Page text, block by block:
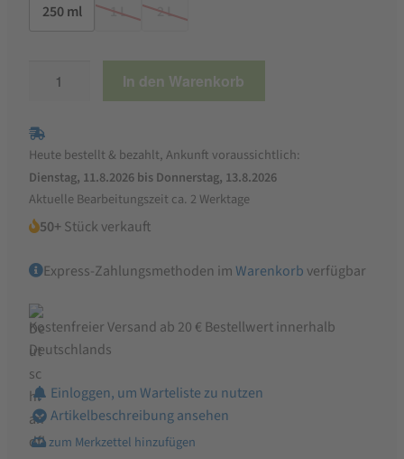
250 ml
1 L 2 L
Universaldünger
In den Warenkorb
Heute bestellt & bezahlt, Ankunft voraussichtlich:
Dienstag, 11.8.2026 bis Donnerstag, 13.8.2026
Aktuelle Bearbeitungszeit ca. 2 Werktage
50+Stück verkauft
Express-Zahlungsmethoden imWarenkorb verfügbar
Kostenfreier Versand ab 20 € Bestellwert innerhalb
Deutschlands
Einloggen, um Warteliste zu nutzen
Artikelbeschreibung ansehen